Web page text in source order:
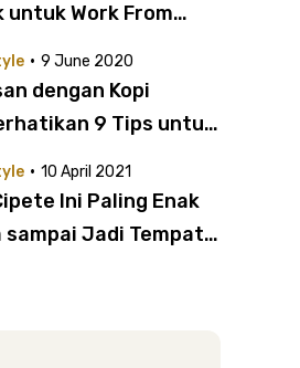
untuk Work From
Lingkungan!
· 9 June 2020
dengan Kopi
9 Tips untuk
· 10 April 2021
Ini Paling Enak
sampai Jadi Tempat